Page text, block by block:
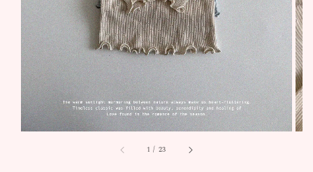
1 / 23